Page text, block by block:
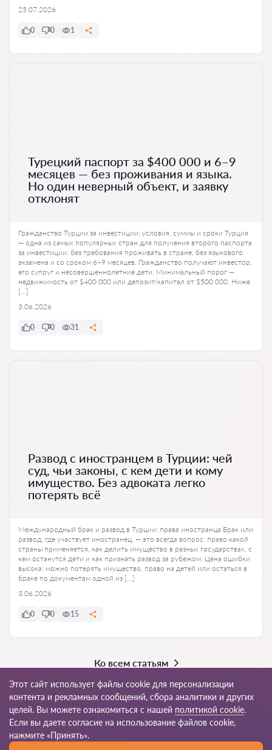
25.07.2026
0 0 1
Турецкий паспорт за $400 000 и 6–9
месяцев — без проживания и языка.
Но один неверный объект, и заявку
отклонят
Гражданство Турции за инвестиции: условия, суммы и сроки Турция
— одна из самых популярных стран для получения второго паспорта
за инвестиции: без требования проживать в стране, без языкового
экзамена и со сроком 6–9 месяцев. Гражданство получают инвестор,
его супруг и несовершеннолетние дети. Минимальный порог —
недвижимость от $400 000 или депозит/капитал от $500 000. Ниже
[…]
3.06.2026
0 0 31
Развод с иностранцем в Турции: чей
суд, чьи законы, с кем дети и кому
имущество. Без адвоката легко
потерять всё
Международный брак и развод в Турции: права иностранца Брак или
развод, где участвует иностранец, — это всегда вопрос: право какой
страны применяется, как делить имущество в разных государствах, с
кем останутся дети и как признать развод за рубежом. Цена ошибки
высока: можно потерять имущество, право на детей или остаться в
браке по документам одной из […]
3.06.2026
0 0 15
Ко всем статьям
© 2026 Avukat-tr.com
Этот сайт использует файлы cookie для персонализации
контента и рекламных сообщений, сбора аналитики и других
целей. Вы можете ознакомиться с нашей политикой cookie.
Если вы даете согласие на использование файлов cookie,
нажмите «Принять».